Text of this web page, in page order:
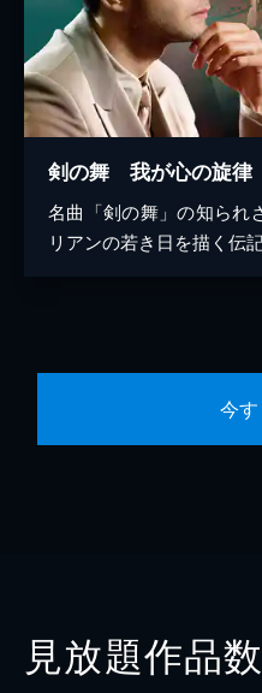
剣の舞 我が心の旋律
名曲「剣の舞」の知られ
リアンの若き日を描く伝
今
見放題作品数